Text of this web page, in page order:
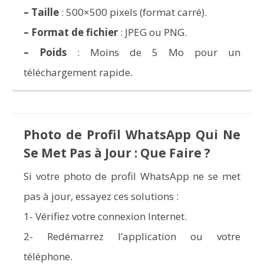
– Taille : 500×500 pixels (format carré).
– Format de fichier : JPEG ou PNG.
–
Poids : Moins de 5 Mo pour un
téléchargement rapide.
Photo de Profil WhatsApp Qui Ne
Se Met Pas à Jour : Que Faire ?
Si votre photo de profil WhatsApp ne se met
pas à jour, essayez ces solutions :
1- Vérifiez votre connexion Internet.
2- Redémarrez l’application ou votre
téléphone.